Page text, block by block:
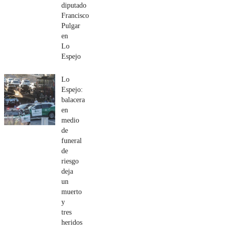
diputado
Francisco
Pulgar
en
Lo
Espejo
Lo
Espejo:
balacera
en
medio
de
funeral
de
riesgo
deja
un
muerto
y
tres
heridos